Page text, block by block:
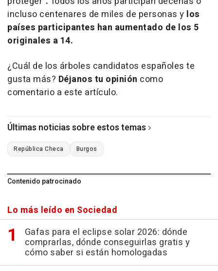
incluso centenares de miles de personas y los
países participantes han aumentado de los 5
originales a 14.
¿Cuál de los árboles candidatos españoles te
gusta más? Déjanos tu opinión como
comentario a este artículo.
Últimas noticias sobre estos temas
República Checa Burgos
Contenido patrocinado
Lo más leído en Sociedad
Gafas para el eclipse solar 2026: dónde
comprarlas, dónde conseguirlas gratis y
cómo saber si están homologadas